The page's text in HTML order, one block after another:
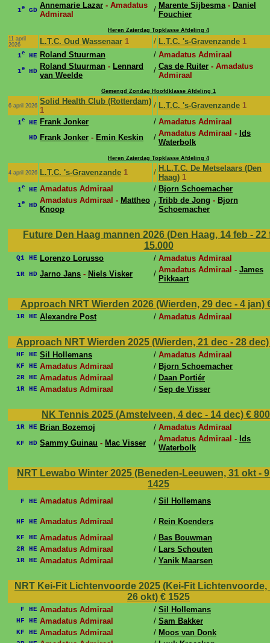
1e GD
Annemarie Lazar - Amadatus
Admiraal
/ Marente Sijbesma- Daniel
Fouchier
Heren Zaterdag Topklasse Afdeling 4
11 april
2026
L.T.C. Oud Wassenaar 1 / L.T.C. 's-Gravenzande 1
1e HE Roland Stuurman / Amadatus Admiraal
1e HD
Roland Stuurman - Lennard
van Weelde
/ Cas de Ruiter - Amadatus
Admiraal
Gemengd Zondag Hoofdklasse Afdeling 1
6 april 2026 Solid Health Club (Rotterdam)
1
/ L.T.C. 's-Gravenzande 1
1e HE Frank Jonker / Amadatus Admiraal
HD Frank Jonker - Emin Keskin / Amadatus Admiraal - Ids
Waterbolk
Heren Zaterdag Topklasse Afdeling 4
4 april 2026 L.T.C. 's-Gravenzande 1 / H.L.T.C. De Metselaars (Den
Haag) 1
1e HE Amadatus Admiraal / Bjorn Schoemacher
1e HD
Amadatus Admiraal - Mattheo
Knoop
/ Tribb de Jong - Bjorn
Schoemacher
Future Den Haag mannen 2026 (Den Haag, 14 feb -
15.000
Q1 HE Lorenzo Lorusso / Amadatus Admiraal
1R HD Jarno Jans - Niels Visker / Amadatus Admiraal - James
Pikkaart
Approach NRT Wierden 2026 (Wierden, 29 dec - 4 jan)
1R HE Alexandre Post / Amadatus Admiraal
Approach NRT Wierden 2025 (Wierden, 21 dec - 28
HF HE Sil Hollemans / Amadatus Admiraal
KF HE Amadatus Admiraal / Bjorn Schoemacher
2R HE Amadatus Admiraal / Daan Portiér
1R HE Amadatus Admiraal / Sep de Visser
NK Tennis 2025 (Amstelveen, 4 dec - 14 dec) €
1R HE Brian Bozemoj / Amadatus Admiraal
KF HD Sammy Guinau - Mac Visser / Amadatus Admiraal - Ids
Waterbolk
NRT Lewabo Winter 2025 (Beneden-Leeuwen, 31 okt -
1425
F HE Amadatus Admiraal / Sil Hollemans
HF HE Amadatus Admiraal / Rein Koenders
KF HE Amadatus Admiraal / Bas Bouwman
2R HE Amadatus Admiraal / Lars Schouten
1R HE Amadatus Admiraal / Yanik Maarsen
NRT Kei-Fit Lichtenvoorde 2025 (Kei-Fit Lichtenvoorde,
26 okt) € 1525
F HE Amadatus Admiraal / Sil Hollemans
HF HE Amadatus Admiraal / Sam Bakker
KF HE Amadatus Admiraal / Moos van Donk